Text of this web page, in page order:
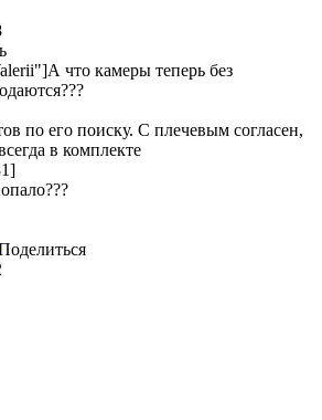
что камеры теперь без
по его поиску. С плечевым согласен,
в комплекте